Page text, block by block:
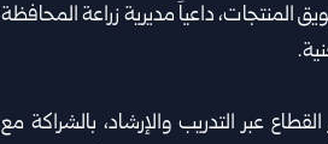
المنتجات، داعياً مديرية زراعة المحافظة
عبر التدريب والإرشاد، بالشراكة مع